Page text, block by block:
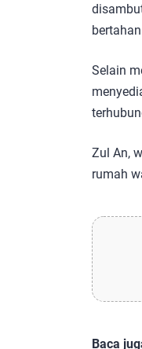
Selain
Zul An,
rumah
Baca